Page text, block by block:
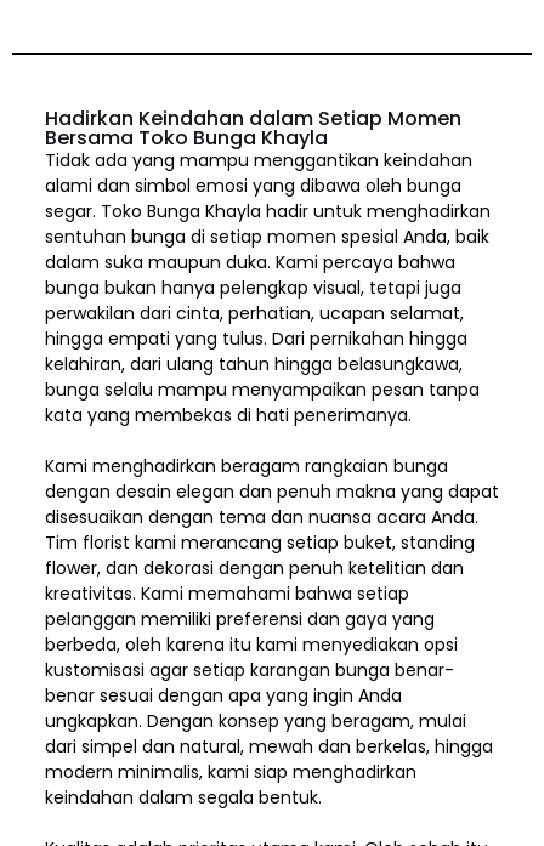
Hadirkan Keindahan dalam Setiap Momen
Bersama Toko Bunga Khayla
Tidak ada yang mampu menggantikan keindahan
alami dan simbol emosi yang dibawa oleh bunga
segar. Toko Bunga Khayla hadir untuk menghadirkan
sentuhan bunga di setiap momen spesial Anda, baik
dalam suka maupun duka. Kami percaya bahwa
bunga bukan hanya pelengkap visual, tetapi juga
perwakilan dari cinta, perhatian, ucapan selamat,
hingga empati yang tulus. Dari pernikahan hingga
kelahiran, dari ulang tahun hingga belasungkawa,
bunga selalu mampu menyampaikan pesan tanpa
kata yang membekas di hati penerimanya.
Kami menghadirkan beragam rangkaian bunga
dengan desain elegan dan penuh makna yang dapat
disesuaikan dengan tema dan nuansa acara Anda.
Tim florist kami merancang setiap buket, standing
flower, dan dekorasi dengan penuh ketelitian dan
kreativitas. Kami memahami bahwa setiap
pelanggan memiliki preferensi dan gaya yang
berbeda, oleh karena itu kami menyediakan opsi
kustomisasi agar setiap karangan bunga benar-
benar sesuai dengan apa yang ingin Anda
ungkapkan. Dengan konsep yang beragam, mulai
dari simpel dan natural, mewah dan berkelas, hingga
modern minimalis, kami siap menghadirkan
keindahan dalam segala bentuk.